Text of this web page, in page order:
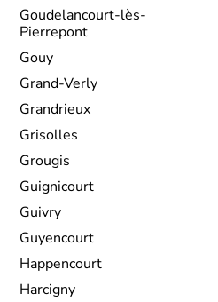
Goudelancourt-lès-
Pierrepont
Gouy
Grand-Verly
Grandrieux
Grisolles
Grougis
Guignicourt
Guivry
Guyencourt
Happencourt
Harcigny